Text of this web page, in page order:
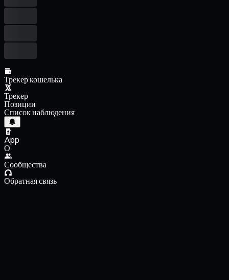
Трекер кошелька
Трекер
Позиции
Список наблюдения
App
О
Сообщества
Обратная связь